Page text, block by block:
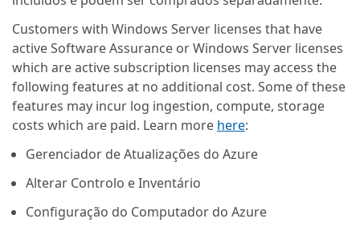
Customers with Windows Server licenses that have
active Software Assurance or Windows Server licenses
which are active subscription licenses may access the
following features at no additional cost. Some of these
features may incur log ingestion, compute, storage
costs which are paid. Learn more here:
Gerenciador de Atualizações do Azure
Alterar Controlo e Inventário
Configuração do Computador do Azure